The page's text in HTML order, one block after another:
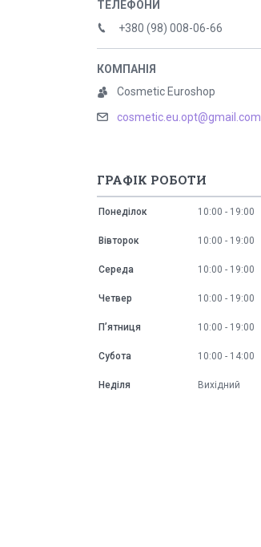
+380 (98) 008-06-66
Cosmetic Euroshop
cosmetic.eu.opt@gmail.com
ГРАФІК РОБОТИ
Понеділок 10:00 19:00
Вівторок 10:00 19:00
Середа 10:00 19:00
Четвер 10:00 19:00
Пʼятниця 10:00 19:00
Субота 10:00 14:00
Неділя Вихідний